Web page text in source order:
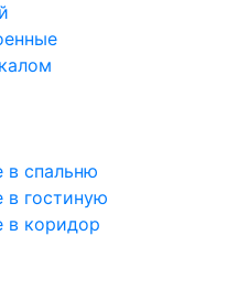
спальню
гостиную
коридор